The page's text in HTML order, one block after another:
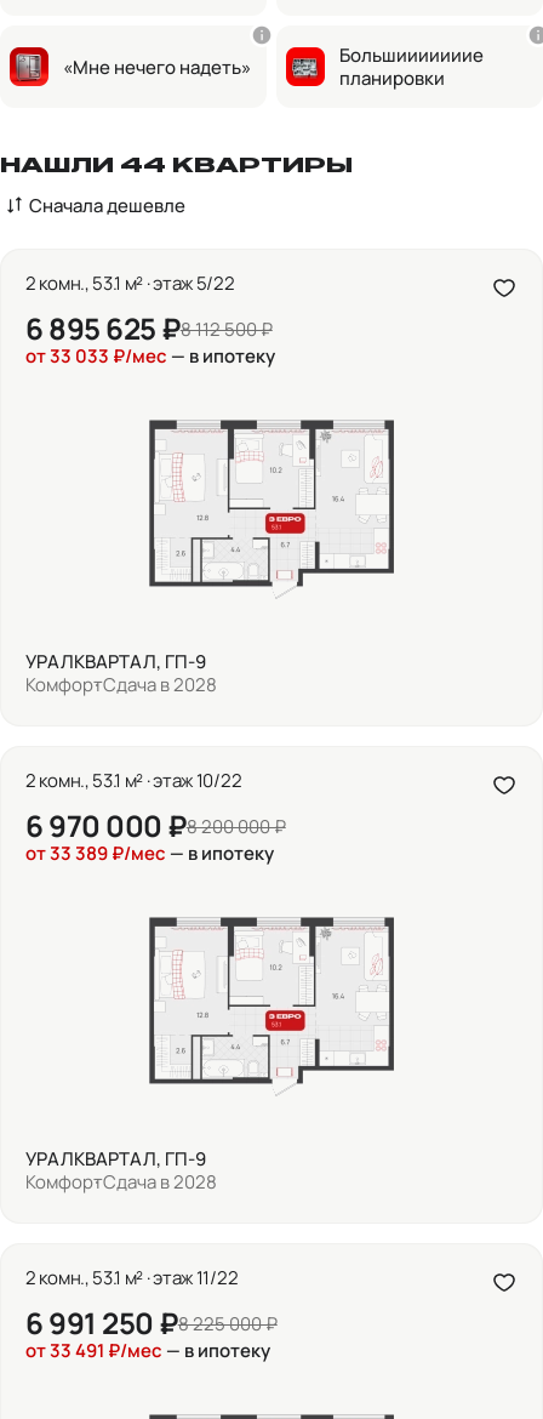
«Мне нечего надеть»
Большииииииие
планировки
НАШЛИ 44 КВАРТИРЫ
Сначала дешевле
2 комн., 53.1 м² · этаж 5/22
6 895 625 ₽8 112 500 ₽
от 33 033 ₽/мес — в ипотеку
УРАЛКВАРТАЛ, ГП-9
КомфортСдача в 2028
2 комн., 53.1 м² · этаж 10/22
6 970 000 ₽8 200 000 ₽
от 33 389 ₽/мес — в ипотеку
УРАЛКВАРТАЛ, ГП-9
КомфортСдача в 2028
2 комн., 53.1 м² · этаж 11/22
6 991 250 ₽8 225 000 ₽
от 33 491 ₽/мес — в ипотеку